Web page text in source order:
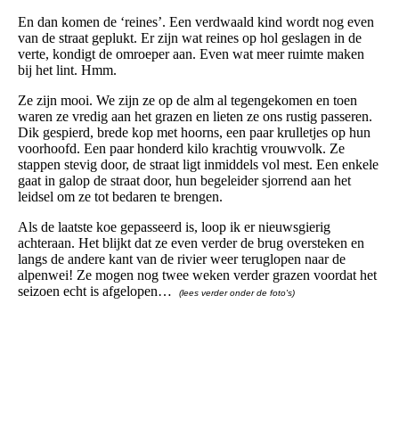
En dan komen de ‘reines’. Een verdwaald kind wordt nog even
van de straat geplukt. Er zijn wat reines op hol geslagen in de
verte, kondigt de omroeper aan. Even wat meer ruimte maken
bij het lint. Hmm.
Ze zijn mooi. We zijn ze op de alm al tegengekomen en toen
waren ze vredig aan het grazen en lieten ze ons rustig passeren.
Dik gespierd, brede kop met hoorns, een paar krulletjes op hun
voorhoofd. Een paar honderd kilo krachtig vrouwvolk. Ze
stappen stevig door, de straat ligt inmiddels vol mest. Een enkele
gaat in galop de straat door, hun begeleider sjorrend aan het
leidsel om ze tot bedaren te brengen.
Als de laatste koe gepasseerd is, loop ik er nieuwsgierig
achteraan. Het blijkt dat ze even verder de brug oversteken en
langs de andere kant van de rivier weer teruglopen naar de
alpenwei! Ze mogen nog twee weken verder grazen voordat het
seizoen echt is afgelopen…
(lees verder onder de foto's)